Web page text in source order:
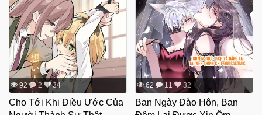
92 2 34
Cho Tới Khi Điều Ước Của
62 11 32
Ban Ngày Đào Hôn, Ban